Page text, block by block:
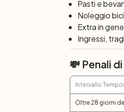
Pasti e
Noleggio
Extra in
Ingressi,
💸 Penali
Intervallo
Oltre 28 giorni